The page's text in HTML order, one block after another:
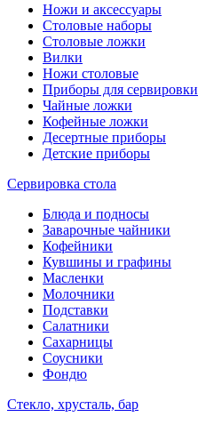
Ножи и аксессуары
Столовые наборы
Столовые ложки
Вилки
Ножи столовые
Приборы для сервировки
Чайные ложки
Кофейные ложки
Десертные приборы
Детские приборы
Сервировка стола
Блюда и подносы
Заварочные чайники
Кофейники
Кувшины и графины
Масленки
Молочники
Подставки
Салатники
Сахарницы
Соусники
Фондю
Стекло, хрусталь, бар